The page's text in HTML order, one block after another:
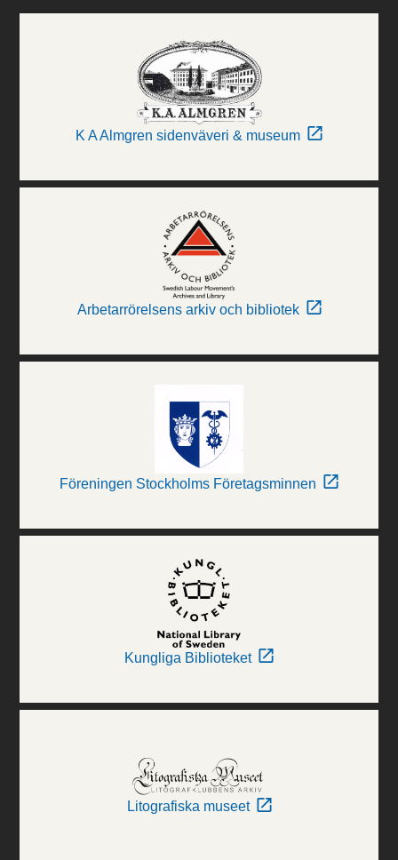
K A Almgren sidenväveri & museum
Arbetarrörelsens arkiv och bibliotek
Föreningen Stockholms Företagsminnen
Kungliga Biblioteket
Litografiska museet